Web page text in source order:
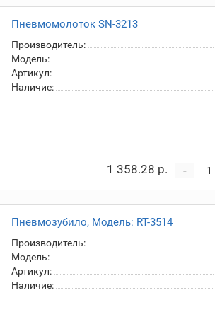
Пневмомолоток SN-3213
Производитель:
Модель:
Артикул:
Наличие:
1 358.28 р. -
Пневмозубило, Модель: RT-3514
Производитель:
Модель:
Артикул:
Наличие: